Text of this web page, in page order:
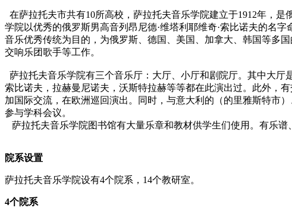
在萨拉托夫市共有10所高校，萨拉托夫音乐学院建立于1912年，
学院以优秀的俄罗斯男高音列昂尼德·维塔利耶维奇·索比诺夫的名
音乐优秀传统为目的，为俄罗斯、德国、美国、加拿大、韩国等多
交响乐团歌手等工作。
萨拉托夫音乐学院有三个音乐厅：大厅、小厅和剧院厅。其中大厅
索比诺夫，拉赫曼尼诺夫，沃斯特拉赫等等都在此演出过。此外，
加国际交流，在欧洲巡回演出。同时，与意大利的（的里雅斯特市
参与学科会议。
萨拉托夫音乐学院图书馆有大量乐章和教材供学生们使用。有乐
院系设置
萨拉托夫音乐学院设有4个院系，14个教研室。
4个院系